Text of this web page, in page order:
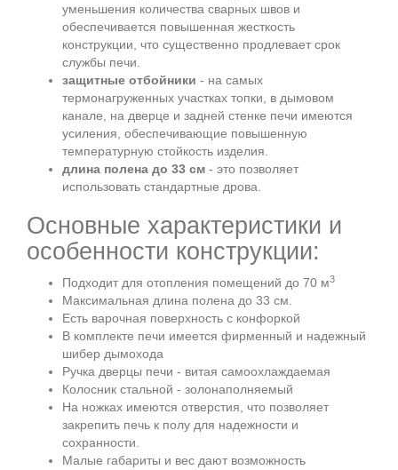
уменьшения количества сварных швов и
обеспечивается повышенная жесткость
конструкции, что существенно продлевает срок
службы печи.
защитные отбойники - на самых
термонагруженных участках топки, в дымовом
канале, на дверце и задней стенке печи имеются
усиления, обеспечивающие повышенную
температурную стойкость изделия.
длина полена до 33 см - это позволяет
использовать стандартные дрова.
Основные характеристики и
особенности конструкции:
Подходит для отопления помещений до 70 м3
Максимальная длина полена до 33 см.
Есть варочная поверхность с конфоркой
В комплекте печи имеется фирменный и надежный
шибер дымохода
Ручка дверцы печи - витая самоохлаждаемая
Колосник стальной - золонаполняемый
На ножках имеются отверстия, что позволяет
закрепить печь к полу для надежности и
сохранности.
Малые габариты и вес дают возможность